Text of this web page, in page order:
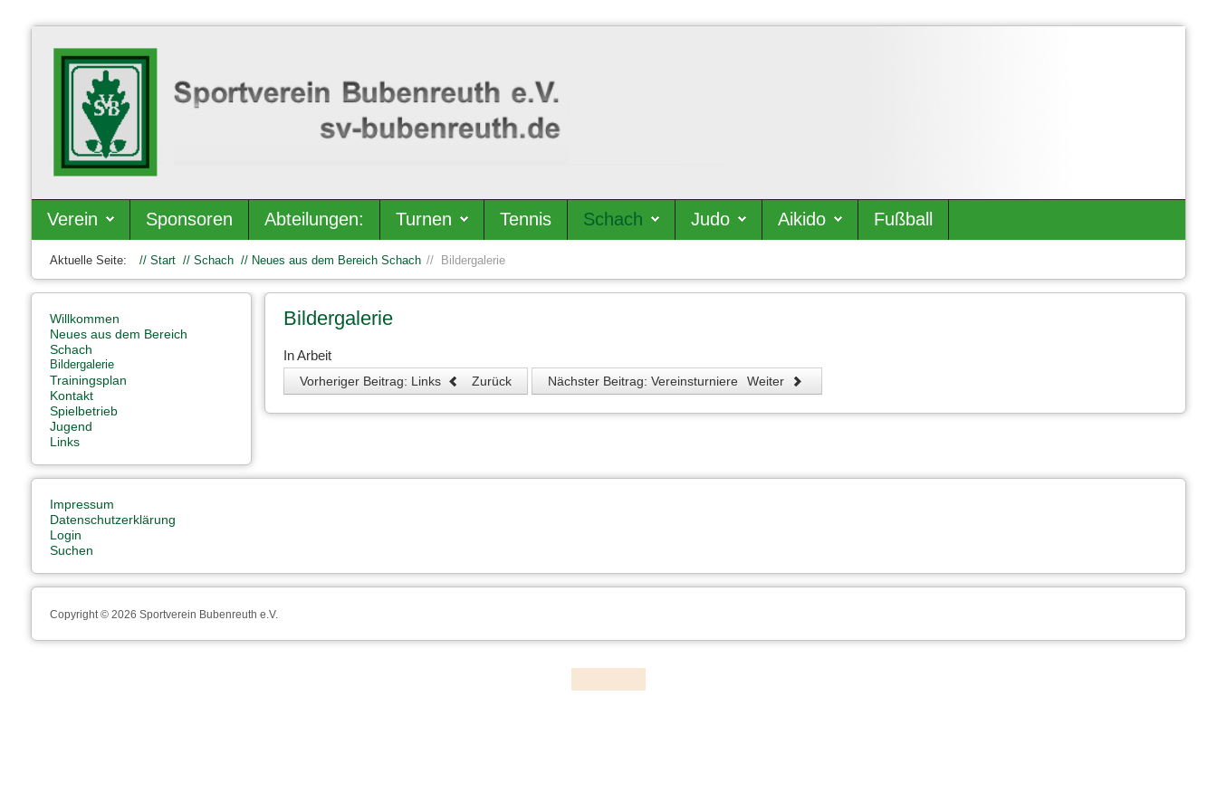
Verein Sponsoren Abteilungen: Turnen Tennis Schach Judo Aikido Fußball
Aktuelle Seite: Start Schach Neues aus dem Bereich Schach Bildergalerie
Bildergalerie
In Arbeit
Vorheriger Beitrag: Links Zurück Nächster Beitrag: Vereinsturniere Weiter
Willkommen
Neues aus dem Bereich
Schach
Bildergalerie
Trainingsplan
Kontakt
Spielbetrieb
Jugend
Links
Impressum
Datenschutzerklärung
Login
Suchen
Copyright © 2026 Sportverein Bubenreuth e.V.